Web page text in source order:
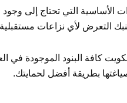
الأساسية التي تحتاج إلى
التعرض لأي نزاعات
كافة البنود الموجودة
بطريقة أفضل لحمايتك.